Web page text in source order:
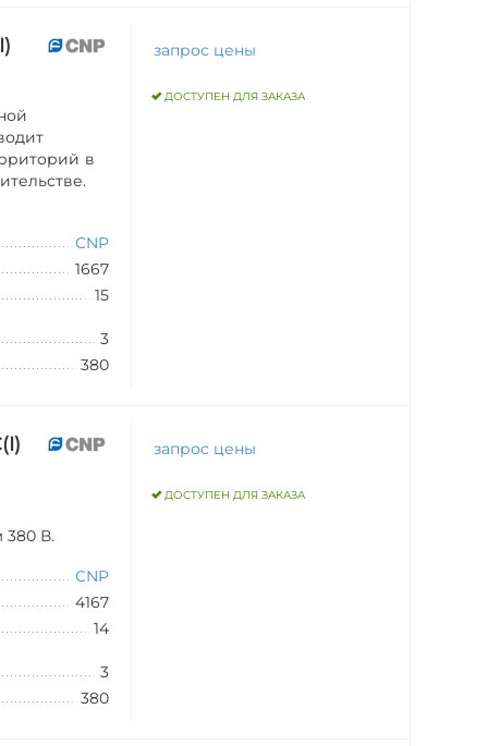
в
CNP
1667
15
3
380
запрос цены
ДОСТУПЕН ДЛЯ ЗАКАЗА
380 В.
CNP
4167
14
3
380
запрос цены
ДОСТУПЕН ДЛЯ ЗАКАЗА